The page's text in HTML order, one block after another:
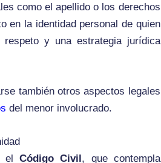
como el apellido o los derechos
en la identidad personal de quien
y una estrategia jurídica
también otros aspectos legales
del menor involucrado.
elCódigo Civil, que contempla